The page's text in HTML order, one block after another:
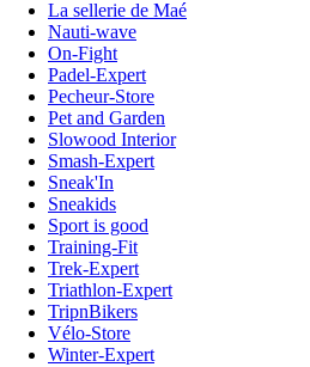
La sellerie de Maé
Nauti-wave
On-Fight
Padel-Expert
Pecheur-Store
Pet and Garden
Slowood Interior
Smash-Expert
Sneak'In
Sneakids
Sport is good
Training-Fit
Trek-Expert
Triathlon-Expert
TripnBikers
Vélo-Store
Winter-Expert